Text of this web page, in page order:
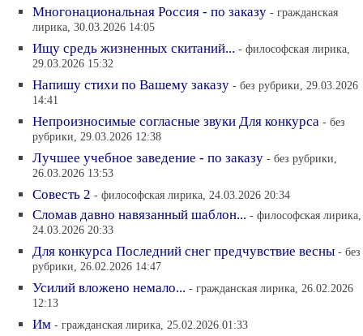
Многонациональная Россия - по заказу - гражданская
лирика, 30.03.2026 14:05
Ищу средь жизненных скитаний... - философская лирика,
29.03.2026 15:32
Напишу стихи по Вашему заказу - без рубрики, 29.03.2026
14:41
Непроизносимые согласные звуки Для конкурса - без
рубрики, 29.03.2026 12:38
Лучшее учебное заведение - по заказу - без рубрики,
26.03.2026 13:53
Совесть 2 - философская лирика, 24.03.2026 20:34
Сломав давно навязанный шаблон... - философская лирика,
24.03.2026 20:33
Для конкурса Последний снег предчувствие весны - без
рубрики, 26.02.2026 14:47
Усилий вложено немало... - гражданская лирика, 26.02.2026
12:13
Им - гражданская лирика, 25.02.2026 01:33